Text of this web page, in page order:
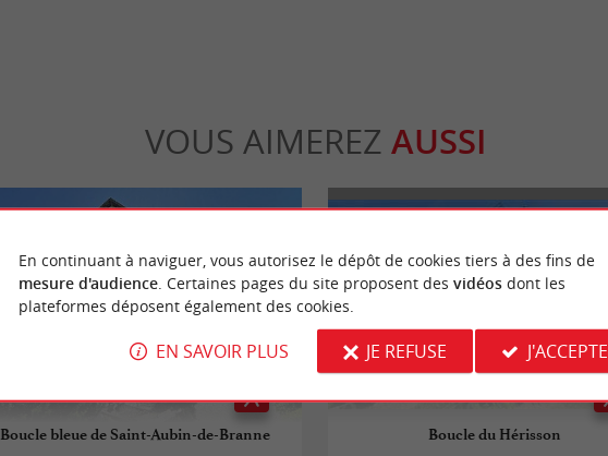
VOUS AIMEREZ AUSSI
Boucle bleue de Saint-Aubin-de-Branne Boucle du Hérisson
En continuant à naviguer, vous autorisez le dépôt de cookies tiers à des fins de
mesure d'audience. Certaines pages du site proposent des vidéosdont les
plateformes déposent également des cookies.
EN SAVOIR PLUS JE REFUSE J'ACCEPTE